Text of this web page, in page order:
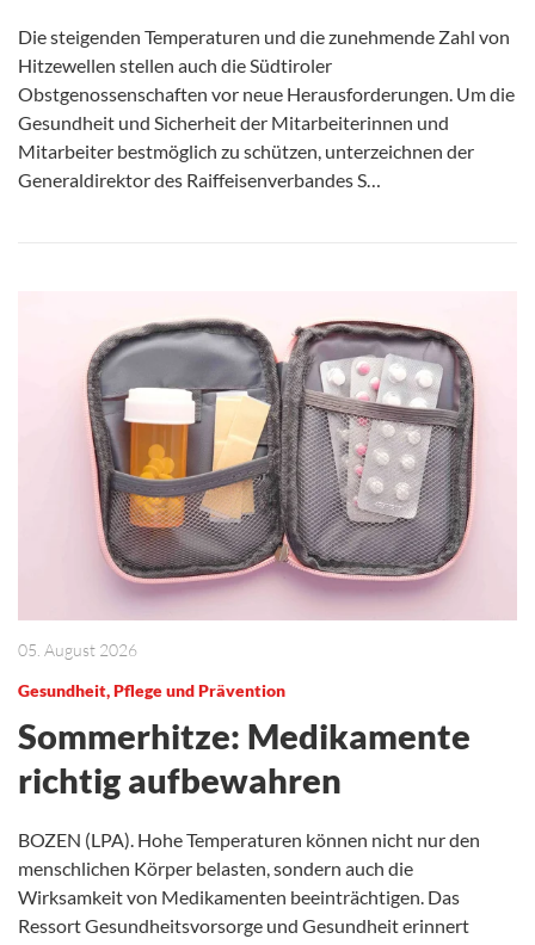
Die steigenden Temperaturen und die zunehmende Zahl von
Hitzewellen stellen auch die Südtiroler
Obstgenossenschaften vor neue Herausforderungen. Um die
Gesundheit und Sicherheit der Mitarbeiterinnen und
Mitarbeiter bestmöglich zu schützen, unterzeichnen der
Generaldirektor des Raiffeisenverbandes S…
05. August 2026
Gesundheit, Pflege und Prävention
Sommerhitze: Medikamente
richtig aufbewahren
BOZEN (LPA). Hohe Temperaturen können nicht nur den
menschlichen Körper belasten, sondern auch die
Wirksamkeit von Medikamenten beeinträchtigen. Das
Ressort Gesundheitsvorsorge und Gesundheit erinnert